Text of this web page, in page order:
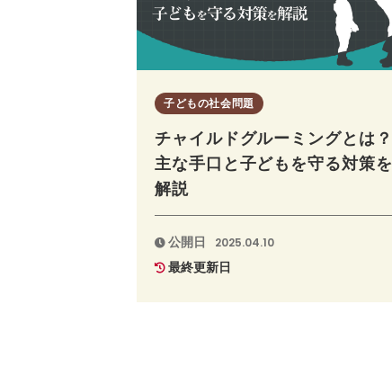
子どもの社会問題
チャイルドグルーミングとは？
主な手口と子どもを守る対策を
解説
公開日 2025.04.10
最終更新日